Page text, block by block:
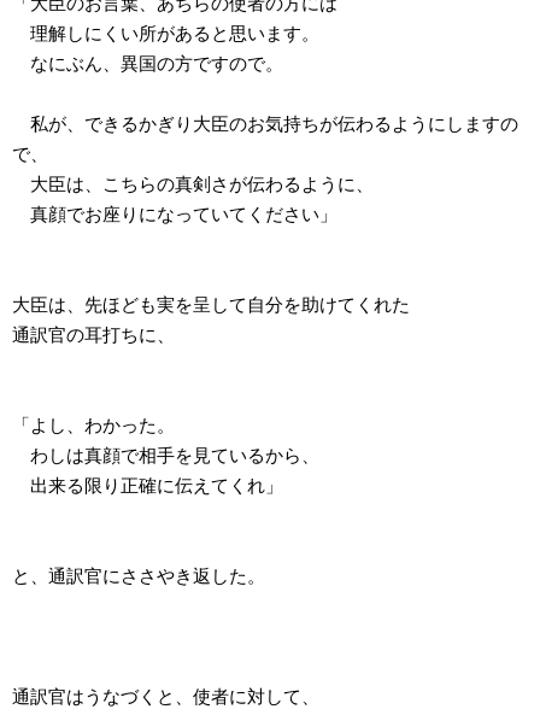
理解しにくい所があると思います。
なにぶん、異国の方ですので。
私が、できるかぎり大臣のお気持ちが伝わるようにしますの
で、
大臣は、こちらの真剣さが伝わるように、
真顔でお座りになっていてください」
大臣は、先ほども実を呈して自分を助けてくれた
通訳官の耳打ちに、
「よし、わかった。
わしは真顔で相手を見ているから、
出来る限り正確に伝えてくれ」
と、通訳官にささやき返した。
通訳官はうなづくと、使者に対して、